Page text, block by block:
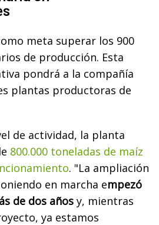
meta superar los 900
de producción. Esta
pondrá a la compañía
plantas productoras de
de actividad, la planta
800.000 toneladas de maíz
. "La ampliación
en marcha empezó
de dos años y, mientras
ya estamos